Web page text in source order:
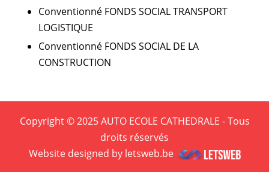
Conventionné FONDS SOCIAL TRANSPORT
LOGISTIQUE
Conventionné FONDS SOCIAL DE LA
CONSTRUCTION
Copyright © 2025 AUTO ECOLE CATHEDRALE - Tous
droits réservés
Website designed by letsweb.be